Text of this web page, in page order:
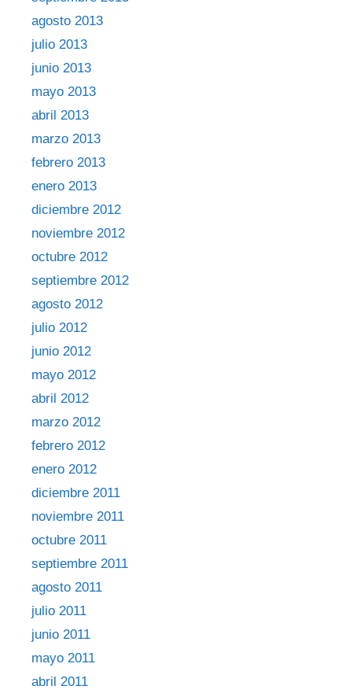
agosto 2013
julio 2013
junio 2013
mayo 2013
abril 2013
marzo 2013
febrero 2013
enero 2013
diciembre 2012
noviembre 2012
octubre 2012
septiembre 2012
agosto 2012
julio 2012
junio 2012
mayo 2012
abril 2012
marzo 2012
febrero 2012
enero 2012
diciembre 2011
noviembre 2011
octubre 2011
septiembre 2011
agosto 2011
julio 2011
junio 2011
mayo 2011
abril 2011